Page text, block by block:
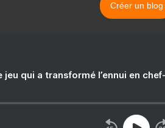
Créer un blog
jeu qui a transformé l’ennui en